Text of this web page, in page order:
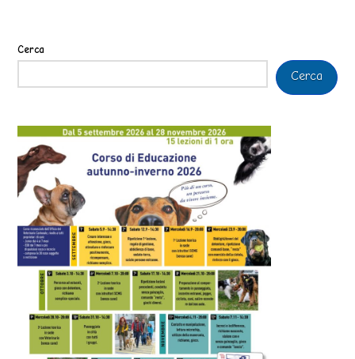
Cerca
Cerca